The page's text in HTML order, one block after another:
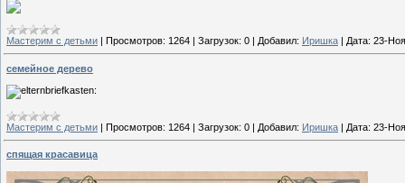
Мастерим с детьми Просмотров: 1264 Загрузок: 0 Добавил: Иришка Дата: 23-
семейное дерево
Мастерим с детьми | Просмотров: 1264 | Загрузок: 0 | Добавил: Иришка | Дата: 23-
спящая красавица